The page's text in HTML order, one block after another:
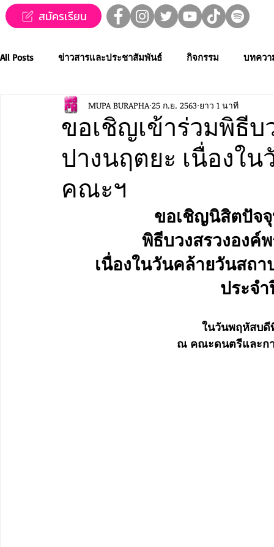
สมัครเรียน
All Posts ข่าวสารและประชาสัมพันธ์ กิจกรรม บทควา
ข่าวทุนการศึกษา MUPA ชวนชม👀🍿 MUPA On
Western Music Applied Performing Art Creative
MUPAC การประชุมวิชาการและงาน
ขอเชิญเข้าร่วมพิธีบ
ปางนฤตยะ เนื่องใ
คณะฯ
MUPA BURAPHA 25 ก.ย. 2563 ยาว 1 นาที
ขอเชิญนิสิตปัจจุ
พิธีบวงสรวงองค์
เนื่องในวันคล้ายวันสถ
ประจำ
ในวันพฤหัสบดี
ณ คณะดนตรีและก